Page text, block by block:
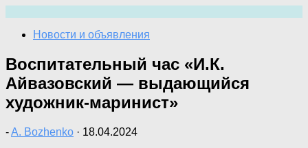
содержимому
Новости и объявления
Воспитательный час «И.К.
Айвазовский — выдающийся
художник-маринист»
-A. Bozhenko · 18.04.2024